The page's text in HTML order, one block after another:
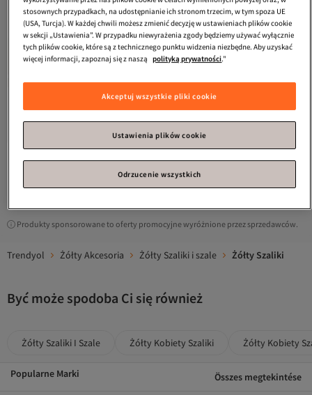
13484-1 Plisowany szalik
Darmowa wysyłka
Produkty sponsorowane to oferty promocyjne wyróżnione przez sprzedawców.
Trendyol Żółty Akcesoria Żółty Szaliki i szale Żółty Szaliki
Być może spodoba Ci się również
Żółty Szaliki I Szale Żółty Kobiety Szaliki Żółty Kobiety
Popularne Marki Összes megtekintése
stosownych przypadkach, na udostępnianie ich stronom trzecim, w tym spoza UE
(USA, Turcja). W każdej chwili możesz zmienić decyzję w ustawieniach plików cookie
w sekcji „Ustawienia”. W przypadku niewyrażenia zgody będziemy używać wyłącznie
tych plików cookie, które są z technicznego punktu widzenia niezbędne. Aby uzyskać
więcej informacji, zapoznaj się z naszą polityką prywatności."
Akceptuj wszystkie pliki cookie
Ustawienia plików cookie
Odrzucenie wszystkich